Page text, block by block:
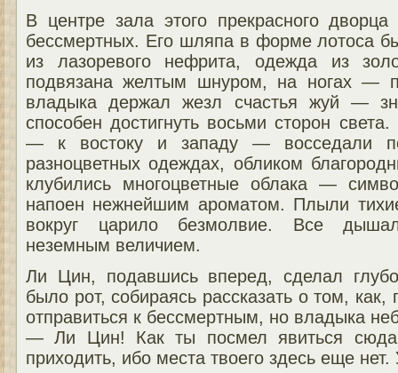
В центре зала этого прекрасного
бессмертных. Его шляпа в форме лотоса
из лазоревого нефрита, одежда из
подвязана желтым шнуром, на ногах —
владыка держал жезл счастья жуй —
способен достигнуть восьми сторон
— к востоку и западу — восседали
разноцветных одеждах, обликом
клубились многоцветные облака —
напоен нежнейшим ароматом. Плыли
вокруг царило безмолвие. Все
неземным величием.
Ли Цин, подавшись вперед, сделал
было рот, собираясь рассказать о том,
отправиться к бессмертным, но владыка
— Ли Цин! Как ты посмел явиться
приходить, ибо места твоего здесь еще